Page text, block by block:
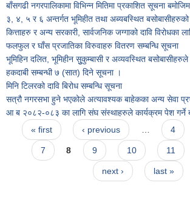
बाँसगढी नगरपालिकामा विभिन्न मितिमा प्रकाशित सूचना
३, ४, ५ र ६ अन्तर्गत भूमिहीत तथा अब्यबस्थित
कित्ताहरु र अन्य सरकारी, सार्वजनिक जग्गाको दावि विरोधका
फलफुल र घाँस प्रजातिका विरुवाहरु वितरण सम्बन्धि सूचना
भूमिहिन दलित, भूमिहीन सुुकुम्बासी र अव्यवस्थित बसोबासीहरुले
हकदाबी सम्बन्धी ७ (सात) दिने सूचना ।
मिनि टिलरको दावि बिरोध सम्बन्धि सूचना
सत्रौ नगरसभा हुने भएकोले अत्यावश्यक बाहेकका अन्य सेवा
आ ब २०८२-०८३ का लागि संघ संस्थाहरुले कार्यक्रम पेश गर्ने
Pages
« first ‹ previous … 4
7 8 9 10 11
next › last »